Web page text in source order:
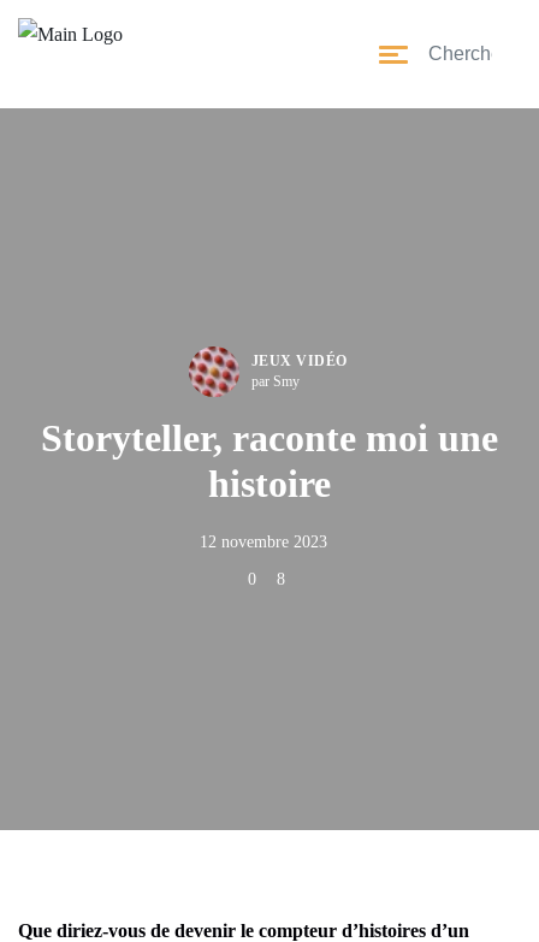
JEUX VIDÉO
par Smy
Storyteller, raconte moi une
histoire
12 novembre 2023
0 8
Que diriez-vous de devenir le compteur d’histoires d’un